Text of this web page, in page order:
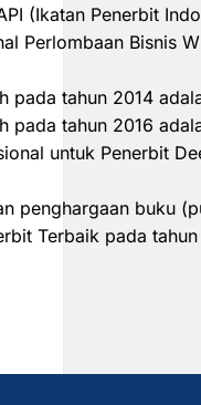
(Ikatan Penerbit
Perlombaan Bisnis
pada tahun 2014
pada tahun 2016
untuk Penerbit
penghargaan buku
Terbaik pada